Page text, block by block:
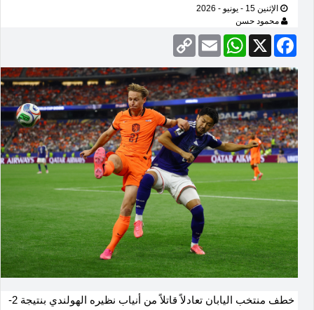
الإثنين 15 - يونيو - 2026
محمود حسن
Facebook
X
WhatsApp
Email
Copy
Link
خطف منتخب اليابان تعادلاً قاتلاً من أنياب نظيره الهولندي بنتيجة 2-